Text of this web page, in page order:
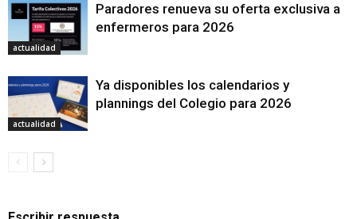
actualidad
Paradores renueva su oferta exclusiva a
enfermeros para 2026
actualidad
Ya disponibles los calendarios y
plannings del Colegio para 2026